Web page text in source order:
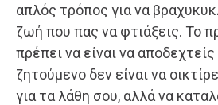
απλός τρόπος για να
ζωή που πας να φτιάξεις. Το
πρέπει να είναι να
ζητούμενο δεν είναι να
για τα λάθη σου, αλλά να